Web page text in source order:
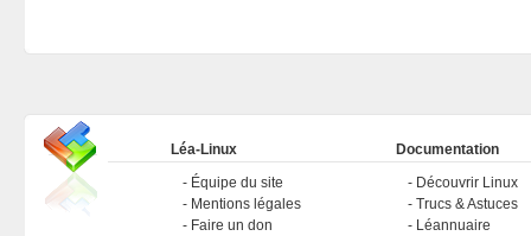
Léa-Linux
Équipe du site
Mentions légales
Faire un don
Documentation
Découvrir Linux
Trucs & Astuces
Léannuaire